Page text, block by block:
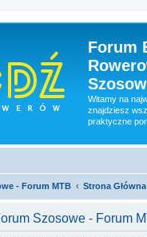
Forum
Witamy na
znajdziesz
praktyczne
- Forum MTB Strona Główna
Szosowe - Forum